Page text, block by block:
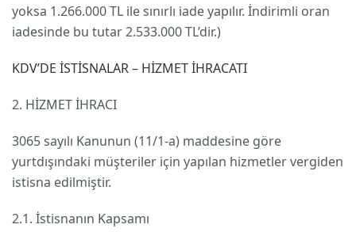
yoksa 1.266.000 TL ile sınırlı iade yapılır. İndirimli oran
iadesinde bu tutar 2.533.000 TL’dir.)
KDV’DE İSTİSNALAR – HİZMET İHRACATI
2. HİZMET İHRACI
3065 sayılı Kanunun (11/1-a) maddesine göre
yurtdışındaki müşteriler için yapılan hizmetler vergiden
istisna edilmiştir.
2.1. İstisnanın Kapsamı